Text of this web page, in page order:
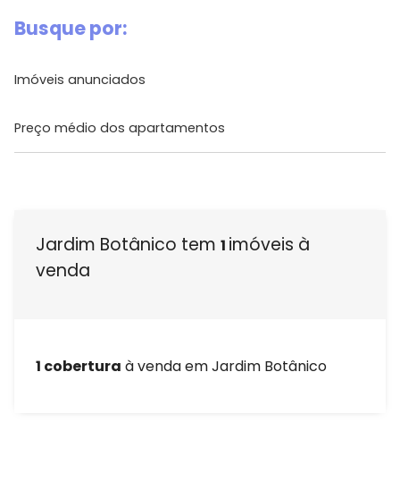
Lançamentos
Avalie seu Imóvel
Aluguel
Quem Somos
Busque por:
Imóveis anunciados
Preço médio dos apartamentos
Jardim Botânico tem 1 imóveis à
venda
1 cobertura à venda em Jardim Botânico